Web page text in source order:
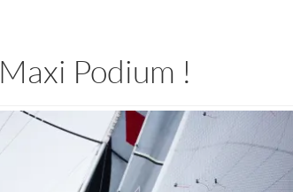
Maxi Podium !